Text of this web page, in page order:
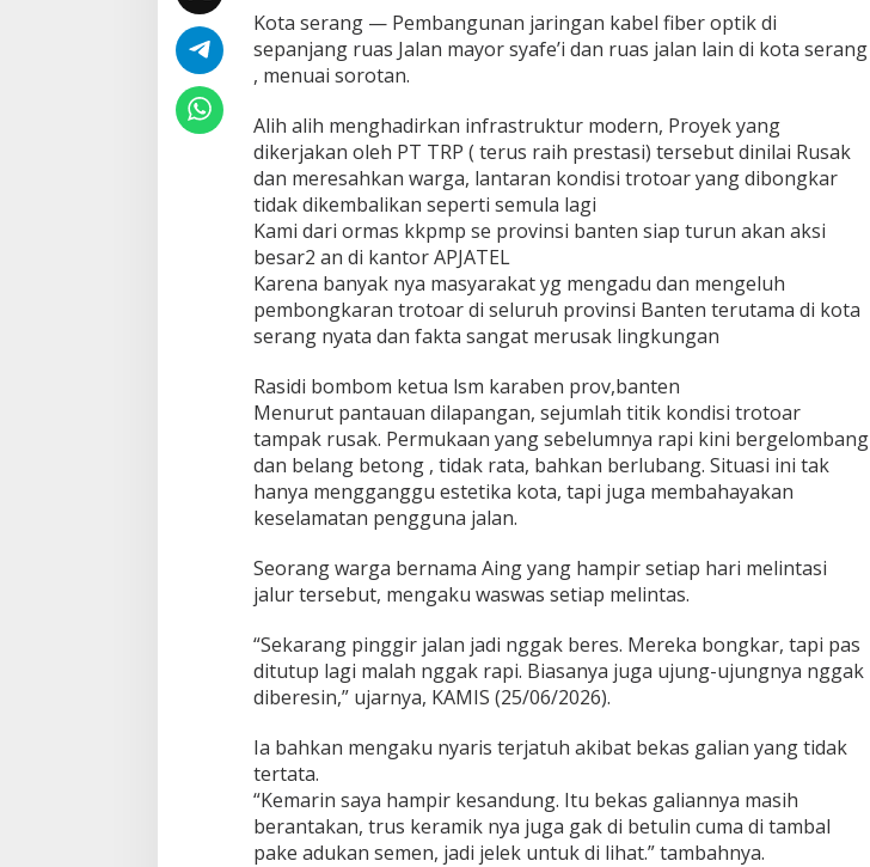
Kota serang — Pembangunan jaringan kabel fiber optik di
sepanjang ruas Jalan mayor syafe’i dan ruas jalan lain di kota serang
, menuai sorotan.
Alih alih menghadirkan infrastruktur modern, Proyek yang
dikerjakan oleh PT TRP ( terus raih prestasi) tersebut dinilai Rusak
dan meresahkan warga, lantaran kondisi trotoar yang dibongkar
tidak dikembalikan seperti semula lagi
Kami dari ormas kkpmp se provinsi banten siap turun akan aksi
besar2 an di kantor APJATEL
Karena banyak nya masyarakat yg mengadu dan mengeluh
pembongkaran trotoar di seluruh provinsi Banten terutama di kota
serang nyata dan fakta sangat merusak lingkungan
Rasidi bombom ketua lsm karaben prov,banten
Menurut pantauan dilapangan, sejumlah titik kondisi trotoar
tampak rusak. Permukaan yang sebelumnya rapi kini bergelombang
dan belang betong , tidak rata, bahkan berlubang. Situasi ini tak
hanya mengganggu estetika kota, tapi juga membahayakan
keselamatan pengguna jalan.
Seorang warga bernama Aing yang hampir setiap hari melintasi
jalur tersebut, mengaku waswas setiap melintas.
“Sekarang pinggir jalan jadi nggak beres. Mereka bongkar, tapi pas
ditutup lagi malah nggak rapi. Biasanya juga ujung-ujungnya nggak
diberesin,” ujarnya, KAMIS (25/06/2026).
Ia bahkan mengaku nyaris terjatuh akibat bekas galian yang tidak
tertata.
“Kemarin saya hampir kesandung. Itu bekas galiannya masih
berantakan, trus keramik nya juga gak di betulin cuma di tambal
pake adukan semen, jadi jelek untuk di lihat.” tambahnya.